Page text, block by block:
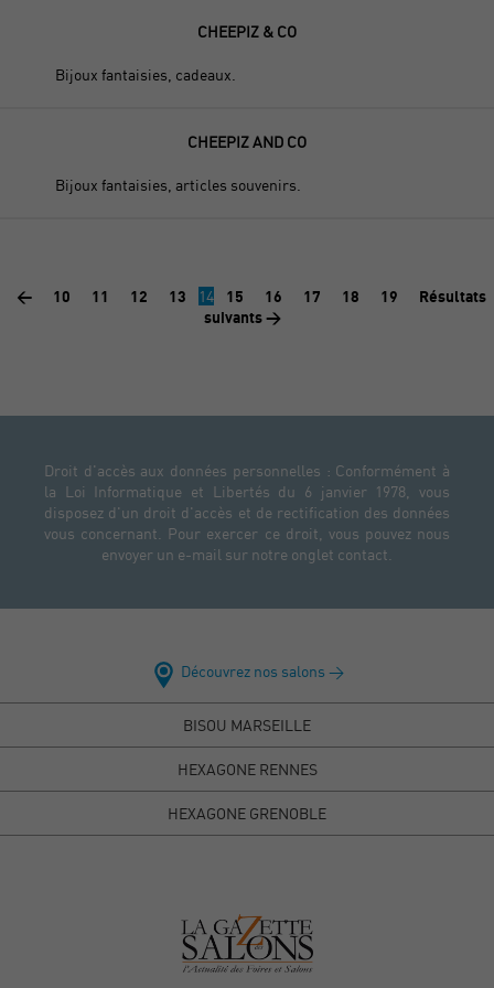
CHEEPIZ & CO
Bijoux fantaisies, cadeaux.
CHEEPIZ AND CO
Bijoux fantaisies, articles souvenirs.
< 10 11 12 13 14 15 16 17 18 19
Résultats
suivants >
Droit d'accès aux données personnelles : Conformément à
la Loi Informatique et Libertés du 6 janvier 1978, vous
disposez d'un droit d'accès et de rectification des données
vous concernant. Pour exercer ce droit, vous pouvez nous
envoyer un e-mail sur notre onglet contact.
Découvrez nos salons >
BISOU MARSEILLE
HEXAGONE RENNES
HEXAGONE GRENOBLE